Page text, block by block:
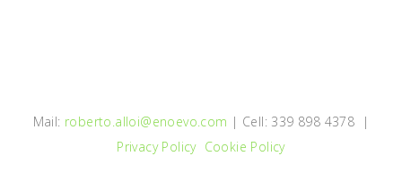
Mail: roberto.alloi@enoevo.com | Cell: 339 898 4378 |
Privacy Policy Cookie Policy